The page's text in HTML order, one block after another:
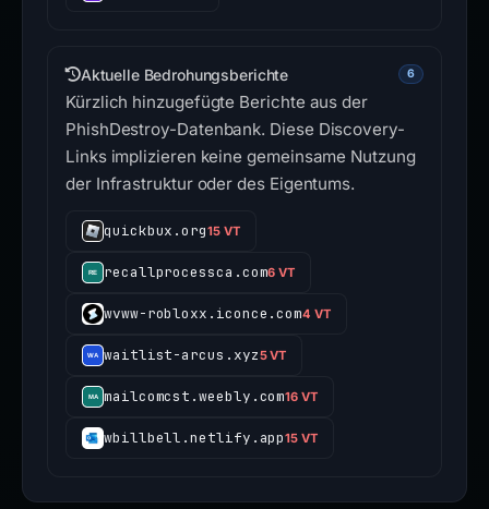
Aktuelle Bedrohungsberichte 6
Kürzlich hinzugefügte Berichte aus der
PhishDestroy-Datenbank. Diese Discovery-
Links implizieren keine gemeinsame Nutzung
der Infrastruktur oder des Eigentums.
quickbux.org15 VT
recallprocessca.com6 VT
wvww-robloxx.iconce.com4 VT
waitlist-arcus.xyz5 VT
mailcomcst.weebly.com16 VT
wbillbell.netlify.app15 VT